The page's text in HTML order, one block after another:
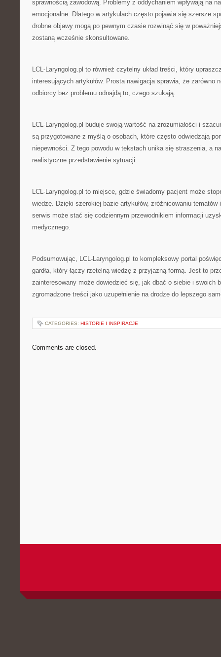
sprawnością zawodową. Problemy z oddychaniem wpływają na
emocjonalne. Dlatego w artykułach często pojawia się szersze
drobne objawy mogą po pewnym czasie rozwinąć się w
zostaną wcześnie skonsultowane.
LCL-Laryngolog.pl to również czytelny układ treści, który
interesujących artykułów. Prosta nawigacja sprawia, że zarówno
odbiorcy bez problemu odnajdą to, czego szukają.
LCL-Laryngolog.pl buduje swoją wartość na zrozumiałości i
są przygotowane z myślą o osobach, które często odwiedzają
niepewności. Z tego powodu w tekstach unika się straszenia, a
realistyczne przedstawienie sytuacji.
LCL-Laryngolog.pl to miejsce, gdzie świadomy pacjent może
wiedzę. Dzięki szerokiej bazie artykułów, zróżnicowaniu
serwis może stać się codziennym przewodnikiem informacji
medycznego.
Podsumowując, LCL-Laryngolog.pl to kompleksowy portal
gardła, który łączy rzetelną wiedzę z przyjazną formą. Jest to
zainteresowany może dowiedzieć się, jak dbać o siebie i swoich
zgromadzone treści jako uzupełnienie na drodze do lepszego
CATEGORIES: HISTORIE I INSPIRACJE
Comments are closed.